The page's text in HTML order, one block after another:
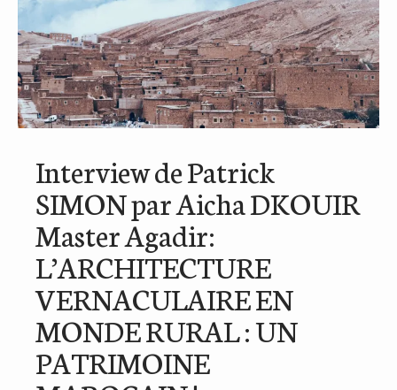
Interview de Patrick
SIMON par Aicha DKOUIR
Master Agadir:
L’ARCHITECTURE
VERNACULAIRE EN
MONDE RURAL : UN
PATRIMOINE